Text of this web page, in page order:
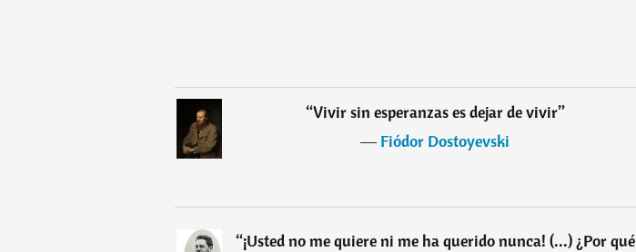
“Vivir sin esperanzas es dejar de vivir”
―Fiódor Dostoyevski
“¡Usted no me quiere ni me ha querido nunca! (...) ¿Por qué